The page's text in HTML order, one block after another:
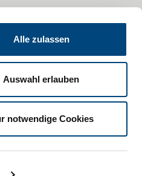
Alle zulassen
Auswahl erlauben
notwendige Cookies
Datenschutz